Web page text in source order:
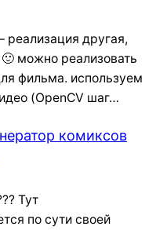
другая,
можно реализовать
фильма. используем
(OpenCV шаг…
комиксов
Тут
по сути своей